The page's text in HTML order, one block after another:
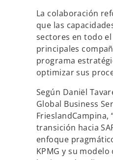
a
ñ
a
n
u
e
La colaboración
que las
sectores en todo
principales
programa
optimizar sus
Según Daniël
Global Business
FrieslandCampina,
transición hacia
enfoque
KPMG y su